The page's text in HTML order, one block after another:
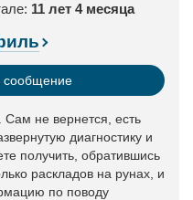
11 лет 4 месяца
сообщение
не вернется, есть
диагностику и
получить, обратившись
раскладов на рунах, и
по поводу